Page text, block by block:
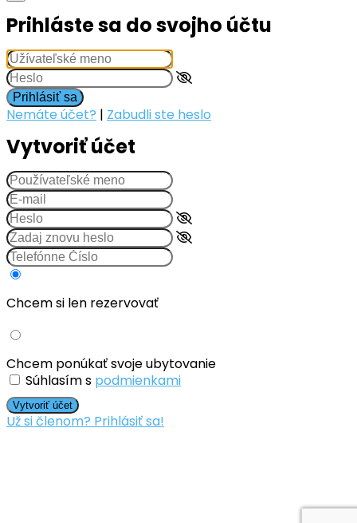
Prihláste sa do svojho účtu
Prihlásiť sa
Nemáte účet? | Zabudli ste heslo
Vytvoriť účet
Chcem si len rezervovať
Chcem ponúkať svoje ubytovanie
Súhlasím s podmienkami
Vytvoriť účet
Už si členom? Prihlásiť sa!